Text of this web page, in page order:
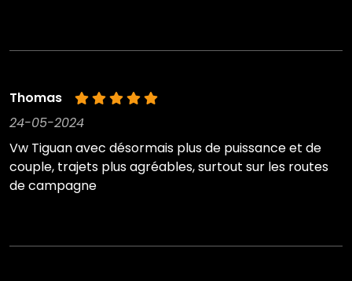
Thomas
24-05-2024
Vw Tiguan avec désormais plus de puissance et de
couple, trajets plus agréables, surtout sur les routes
de campagne